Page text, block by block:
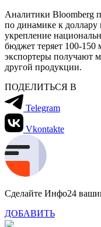
Аналитики Bloomberg
по динамике к доллару
укрепление
бюджет теряет 100-150
экспортеры получают
другой продукции.
ПОДЕЛИТЬСЯ В
Telegram
Vkontakte
Сделайте Инфо24
ДОБАВИТЬ